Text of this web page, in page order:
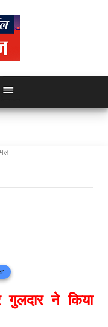
गुलदार ने किया